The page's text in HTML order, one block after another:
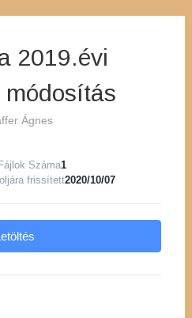
2019.évi
módosítás
Ágnes
Száma1
frissített2020/10/07